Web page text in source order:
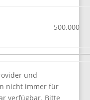
500.000
und
nicht immer für
verfügbar. Bitte